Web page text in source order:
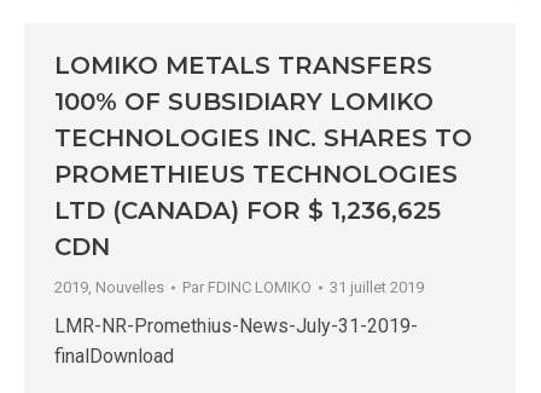
LOMIKO METALS TRANSFERS
100% OF SUBSIDIARY LOMIKO
TECHNOLOGIES INC. SHARES TO
PROMETHIEUS TECHNOLOGIES
LTD (CANADA) FOR $ 1,236,625
CDN
2019, Nouvelles Par FDINC LOMIKO 31 juillet 2019
LMR-NR-Promethius-News-July-31-2019-
finalDownload